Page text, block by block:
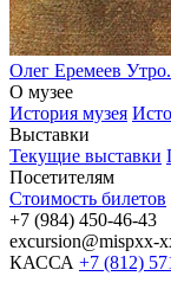
Олег Еремеев
О музее
История музея
Выставки
Текущие выставки
Посетителям
Стоимость билетов
+7 (984) 450-46-43
excursion@mispxx-
КАССА +7 (812)